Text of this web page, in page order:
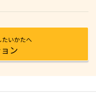
たいかたへ
ン